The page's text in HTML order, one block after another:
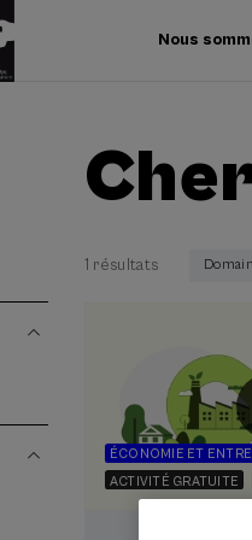
Nous
1 résultats
ÉCONOMIE ET
ACTIVITÉ GRATUITE